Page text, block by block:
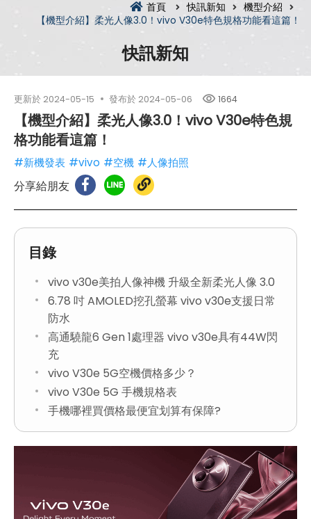
首頁 快訊新知
機型介紹
【機型介紹】柔光人像3.0！vivo V30e特色規格功能看這篇！
快訊新知
更新於 2024-05-15 發布於 2024-05-06 1664
【機型介紹】柔光人像3.0！vivo V30e特色規
格功能看這篇！
#新機發表 #vivo #空機 #人像拍照
分享給朋友
目錄
vivo v30e美拍人像神機 升級全新柔光人像 3.0
6.78 吋 AMOLED挖孔螢幕 vivo v30e支援日常
防水
高通驍龍6 Gen 1處理器 vivo v30e具有44W閃
充
vivo V30e 5G空機價格多少？
vivo V30e 5G 手機規格表
手機哪裡買價格最便宜划算有保障?